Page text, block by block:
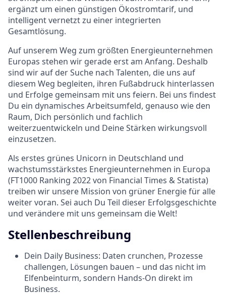
ergänzt um einen günstigen Ökostromtarif, und
intelligent vernetzt zu einer integrierten
Gesamtlösung.
Auf unserem Weg zum größten Energieunternehmen
Europas stehen wir gerade erst am Anfang. Deshalb
sind wir auf der Suche nach Talenten, die uns auf
diesem Weg begleiten, ihren Fußabdruck hinterlassen
und Erfolge gemeinsam mit uns feiern. Bei uns findest
Du ein dynamisches Arbeitsumfeld, genauso wie den
Raum, Dich persönlich und fachlich
weiterzuentwickeln und Deine Stärken wirkungsvoll
einzusetzen.
Als erstes grünes Unicorn in Deutschland und
wachstumsstärkstes Energieunternehmen in Europa
(FT1000 Ranking 2022 von Financial Times & Statista)
treiben wir unsere Mission von grüner Energie für alle
weiter voran. Sei auch Du Teil dieser Erfolgsgeschichte
und verändere mit uns gemeinsam die Welt!
Stellenbeschreibung
Dein Daily Business: Daten crunchen, Prozesse
challengen, Lösungen bauen – und das nicht im
Elfenbeinturm, sondern Hands-On direkt im
Business.